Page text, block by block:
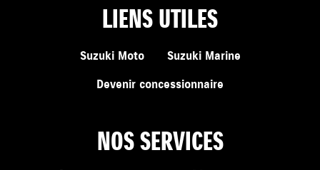
LIENS UTILES
Suzuki Moto
Suzuki Marine
Devenir concessionnaire
NOS SERVICES